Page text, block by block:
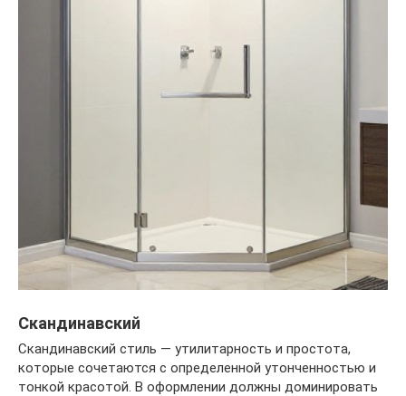
Скандинавский
Скандинавский стиль — утилитарность и простота,
которые сочетаются с определенной утонченностью и
тонкой красотой. В оформлении должны доминировать